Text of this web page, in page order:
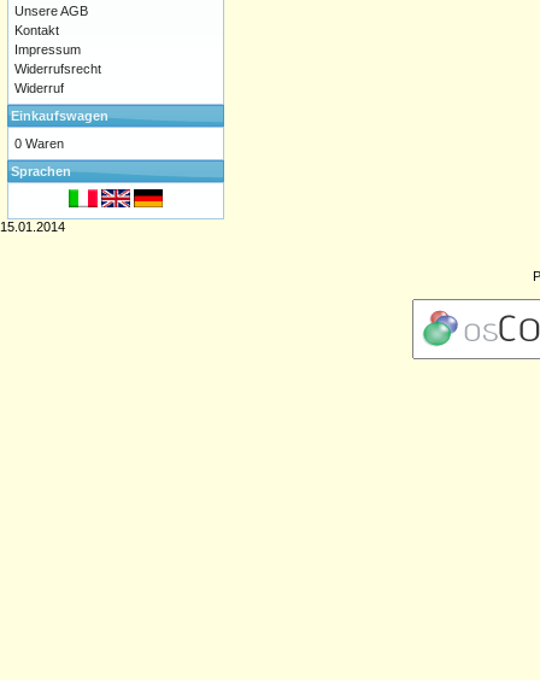
Unsere AGB
Kontakt
Impressum
Widerrufsrecht
Widerruf
Einkaufswagen
0 Waren
Sprachen
15.01.2014